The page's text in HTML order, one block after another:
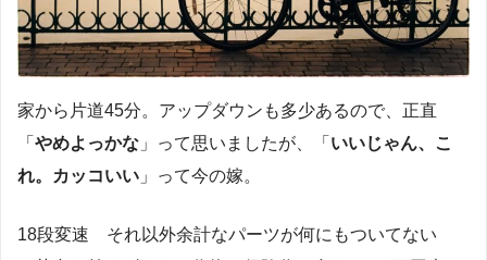
家から片道45分。アップダウンも多少あるので、正直
「 やめよっかな 」って思いましたが、「 いいじゃん、こ
れ。カッコいい 」って今の嫁。
18段変速 それ以外余計なパーツが何にもついてない